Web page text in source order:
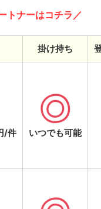
トナーはコチラ／
掛け持ち
/件 いつでも可能